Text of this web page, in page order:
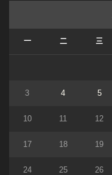
一 二 三
3 4 5
10 11 12
17 18 19
24 25 26